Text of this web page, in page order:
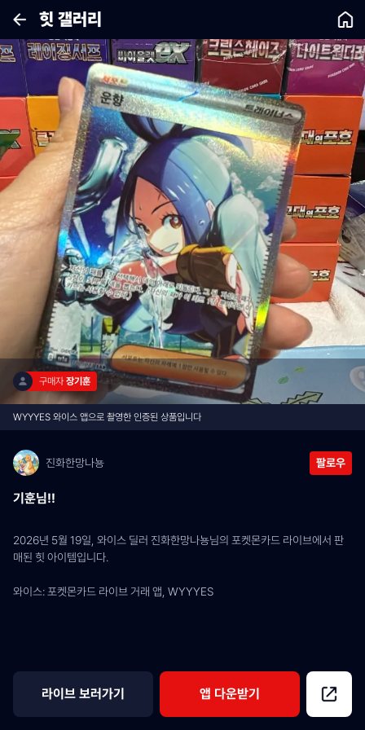
힛 갤러리
구매자 장기훈
WYYYES 와이스 앱으로 촬영한 인증된 상품입니다
진화한망나뇽 팔로우
기훈님!!
2026년 5월 19일, 와이스 딜러 진화한망나뇽님의 포켓몬카드 라이브에서 판
매된 힛 아이템입니다.
와이스: 포켓몬카드 라이브 거래 앱, WYYYES
라이브 보러가기 앱 다운받기